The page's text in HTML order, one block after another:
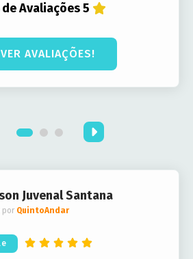
Avaliações 5
VER AVALIAÇÕES!
Juvenal Santana
por QuintoAndar